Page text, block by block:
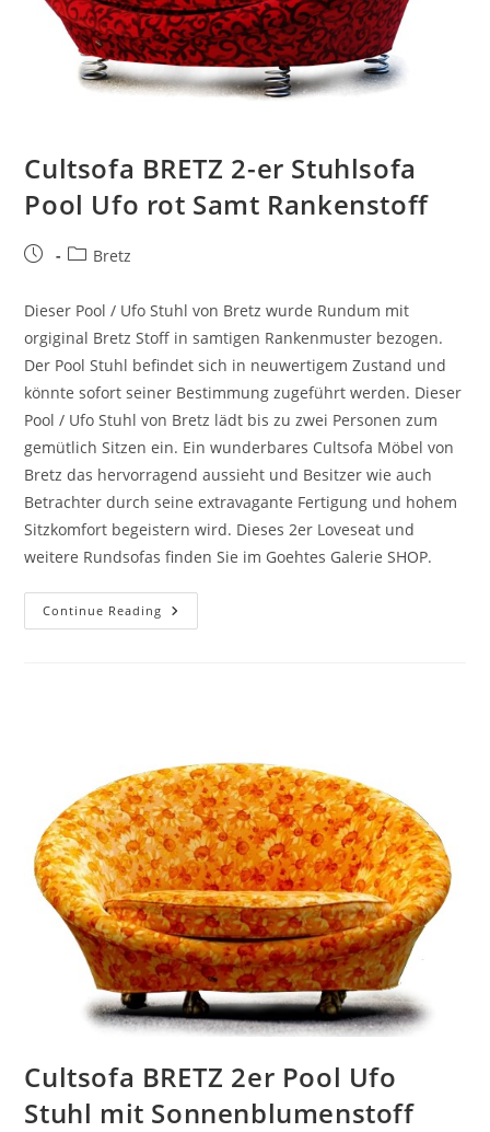
Cultsofa BRETZ 2-er Stuhlsofa
Pool Ufo rot Samt Rankenstoff
Bretz
Dieser Pool / Ufo Stuhl von Bretz wurde Rundum mit
orgiginal Bretz Stoff in samtigen Rankenmuster bezogen.
Der Pool Stuhl befindet sich in neuwertigem Zustand und
könnte sofort seiner Bestimmung zugeführt werden. Dieser
Pool / Ufo Stuhl von Bretz lädt bis zu zwei Personen zum
gemütlich Sitzen ein. Ein wunderbares Cultsofa Möbel von
Bretz das hervorragend aussieht und Besitzer wie auch
Betrachter durch seine extravagante Fertigung und hohem
Sitzkomfort begeistern wird. Dieses 2er Loveseat und
weitere Rundsofas finden Sie im Goehtes Galerie SHOP.
Continue Reading
Cultsofa BRETZ 2er Pool Ufo
Stuhl mit Sonnenblumenstoff